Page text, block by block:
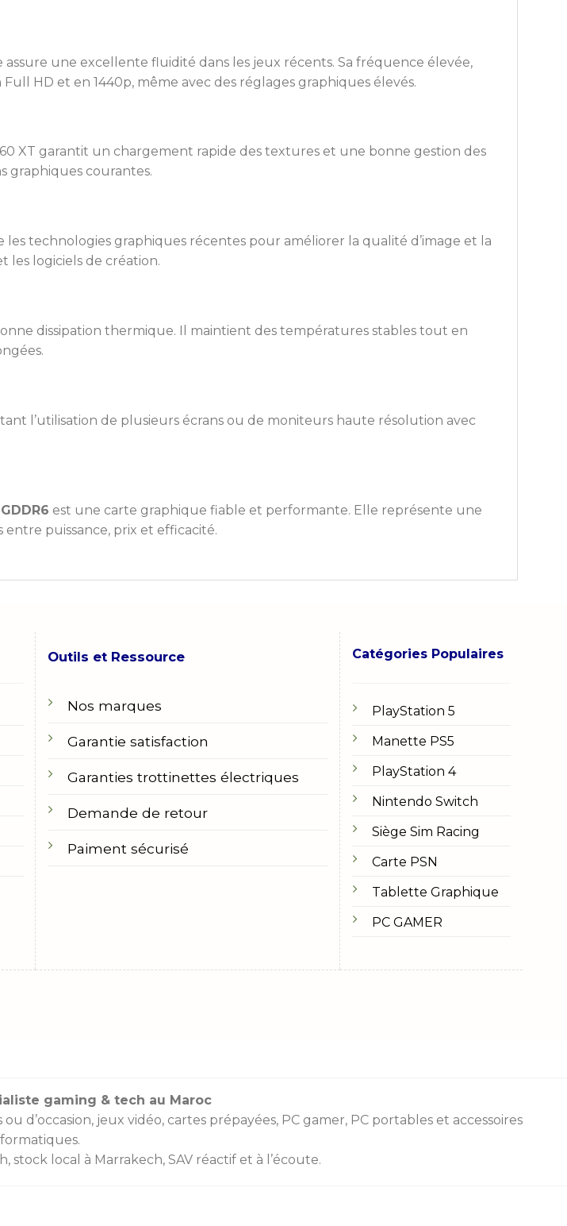
une excellente fluidité dans les jeux récents. Sa fréquence élevée,
HD et en 1440p, même avec des réglages graphiques élevés.
XT garantit un chargement rapide des textures et une bonne gestion des
graphiques courantes.
technologies graphiques récentes pour améliorer la qualité d’image et la
les logiciels de création.
dissipation thermique. Il maintient des températures stables tout en
l’utilisation de plusieurs écrans ou de moniteurs haute résolution avec
est une carte graphique fiable et performante. Elle représente une
puissance, prix et efficacité.
Outils et Ressource
Nos marques
Garantie satisfaction
Garanties trottinettes électriques
Demande de retour
Paiment sécurisé
Catégories Populaires
PlayStation 5
Manette PS5
PlayStation 4
Nintendo Switch
Siège Sim Racing
Carte PSN
Tablette Graphique
PC GAMER
gaming & tech au Maroc
d’occasion, jeux vidéo,cartes prépayées, PC gamer, PC portables et accessoires
stock local à Marrakech, SAV réactif et à l’écoute.